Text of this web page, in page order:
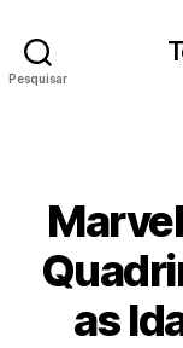
Pesquisar
as